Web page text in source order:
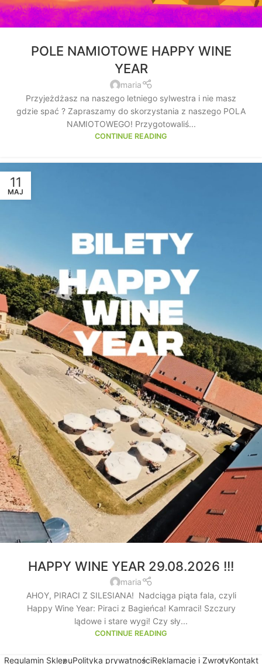
POLE NAMIOTOWE HAPPY WINE
YEAR
maria
Przyjeżdżasz na naszego letniego sylwestra i nie masz
gdzie spać ? Zapraszamy do skorzystania z naszego POLA
NAMIOTOWEGO! Przygotowaliś...
CONTINUE READING
11
MAJ
HAPPY WINE YEAR 29.08.2026 !!!
maria
AHOY, PIRACI Z SILESIANA! Nadciąga piąta fala, czyli
Happy Wine Year: Piraci z Bagieńca! Kamraci! Szczury
lądowe i stare wygi! Czy sły...
CONTINUE READING
Regulamin SklepuPolityka prywatnościReklamacje i ZwrotyKontakt